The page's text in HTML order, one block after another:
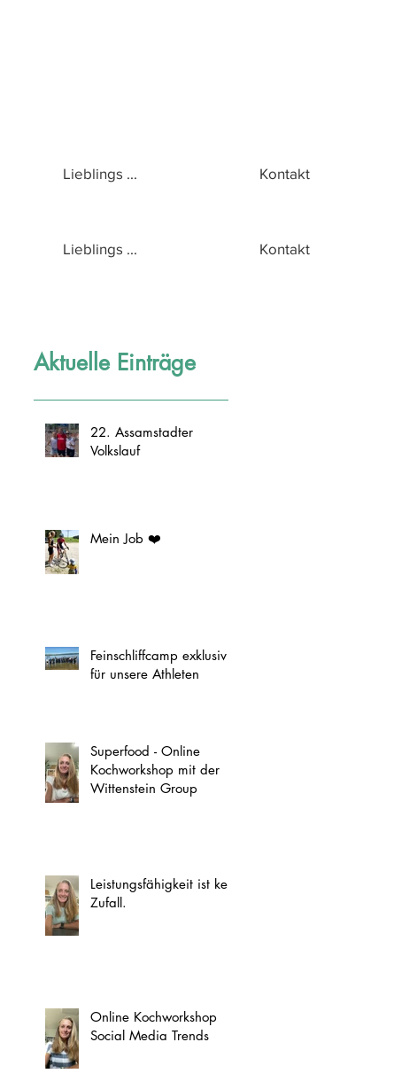
Lieblings ... Kontakt
Lieblings ... Kontakt
Aktuelle Einträge
22. Assamstadter
Volkslauf
Mein Job ❤️
Feinschliffcamp exklusiv
für unsere Athleten
Superfood - Online
Kochworkshop mit der
Wittenstein Group
Leistungsfähigkeit ist kein
Zufall.
Online Kochworkshop
Social Media Trends